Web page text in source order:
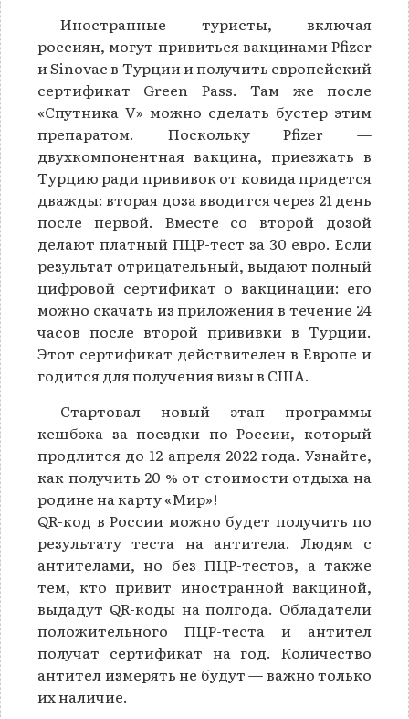
Иностранные туристы, включая
россиян, могут привиться вакцинами Pfizer
и Sinovac в Турции и получить европейский
сертификат Green Pass. Там же после
«Спутника V» можно сделать бустер этим
препаратом. Поскольку Pfizer —
двухкомпонентная вакцина, приезжать в
Турцию ради прививок от ковида придется
дважды: вторая доза вводится через 21 день
после первой. Вместе со второй дозой
делают платный ПЦР-тест за 30 евро. Если
результат отрицательный, выдают полный
цифровой сертификат о вакцинации: его
можно скачать из приложения в течение 24
часов после второй прививки в Турции.
Этот сертификат действителен в Европе и
годится для получения визы в США.
Стартовал новый этап программы
кешбэка за поездки по России, который
продлится до 12 апреля 2022 года. Узнайте,
как получить 20 % от стоимости отдыха на
родине на карту «Мир»!
QR-код в России можно будет получить по
результату теста на антитела. Людям с
антителами, но без ПЦР-тестов, а также
тем, кто привит иностранной вакциной,
выдадут QR-коды на полгода. Обладатели
положительного ПЦР-теста и антител
получат сертификат на год. Количество
антител измерять не будут — важно только
их наличие.